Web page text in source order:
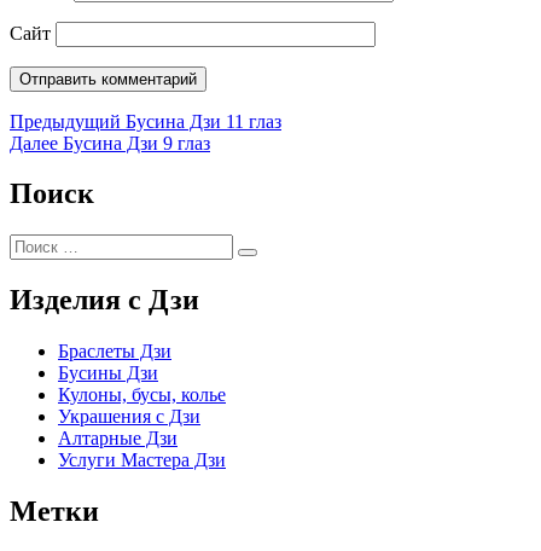
Сайт
Навигация
по
Предыдущая
запись
Предыдущий Бусина Дзи 11 глаз
Следующая
Далее Бусина Дзи 9 глаз
Поиск
Искать:
Поиск
Изделия с Дзи
Браслеты Дзи
Бусины Дзи
Кулоны, бусы, колье
Украшения с Дзи
Алтарные Дзи
Услуги Мастера Дзи
Метки